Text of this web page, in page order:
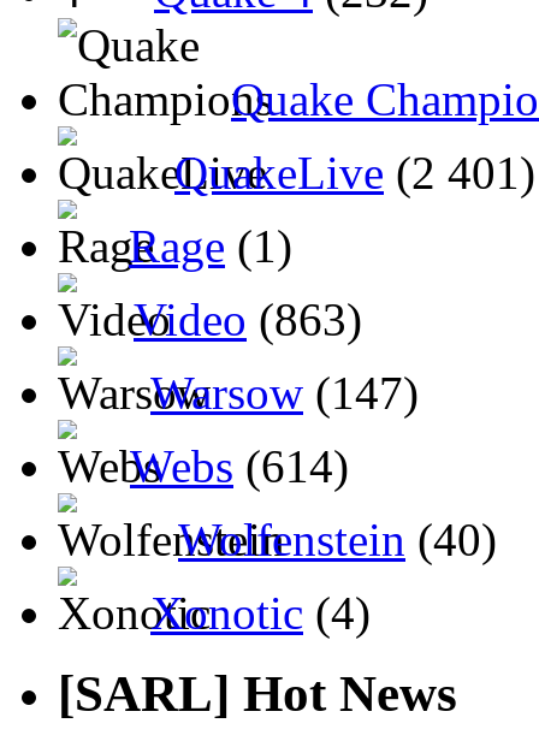
Quake
QuakeLive (2 401)
Rage (1)
Video (863)
Warsow (147)
Webs (614)
Wolfenstein (40)
Xonotic (4)
[SARL] Hot News